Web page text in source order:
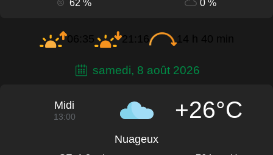
62 %
0 %
06:35 21:16 14 h 40 min
samedi, 8 août 2026
Midi
13:00 +26°C
Nuageux